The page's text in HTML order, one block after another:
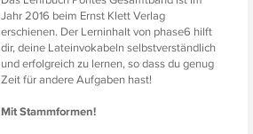
Jahr 2016 beim Ernst Klett Verlag
erschienen. Der Lerninhalt von phase6 hilft
dir, deine Lateinvokabeln selbstverständlich
und erfolgreich zu lernen, so dass du genug
Zeit für andere Aufgaben hast!
Mit Stammformen!